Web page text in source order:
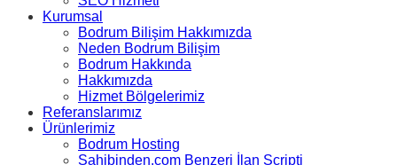
Kurumsal
Bodrum Bilişim Hakkımızda
Neden Bodrum Bilişim
Bodrum Hakkında
Hakkımızda
Hizmet Bölgelerimiz
Referanslarımız
Ürünlerimiz
Bodrum Hosting
Sahibinden.com Benzeri İlan Scripti